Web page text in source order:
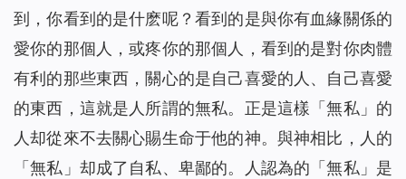
到，你看到的是什麽呢？看到的是與你有血緣關係的
愛你的那個人，或疼你的那個人，看到的是對你肉體
有利的那些東西，關心的是自己喜愛的人、自己喜愛
的東西，這就是人所謂的無私。正是這樣「無私」的
人却從來不去關心賜生命于他的神。與神相比，人的
「無私」却成了自私、卑鄙的。人認為的「無私」是